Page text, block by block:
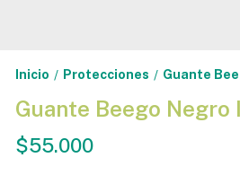
Inicio / Protecciones / Guante
Guante Beego Negro
$55.000